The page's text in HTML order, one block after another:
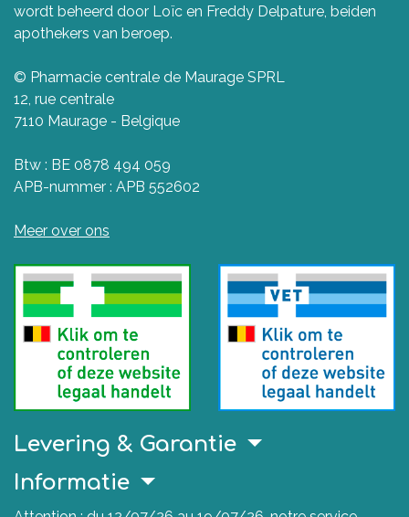
wordt beheerd door Loïc en Freddy Delpature, beiden
apothekers van beroep.
© Pharmacie centrale de Maurage SPRL
12, rue centrale
7110 Maurage - Belgique
Btw : BE 0878 494 059
APB-nummer : APB 552602
Meer over ons
Levering & Garantie
Informatie